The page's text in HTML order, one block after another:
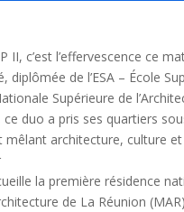
II, c’est l’effervescence ce
de l’ESA – École
Supérieure de
duo a pris ses quartiers
architecture, culture
la première résidence
de La Réunion